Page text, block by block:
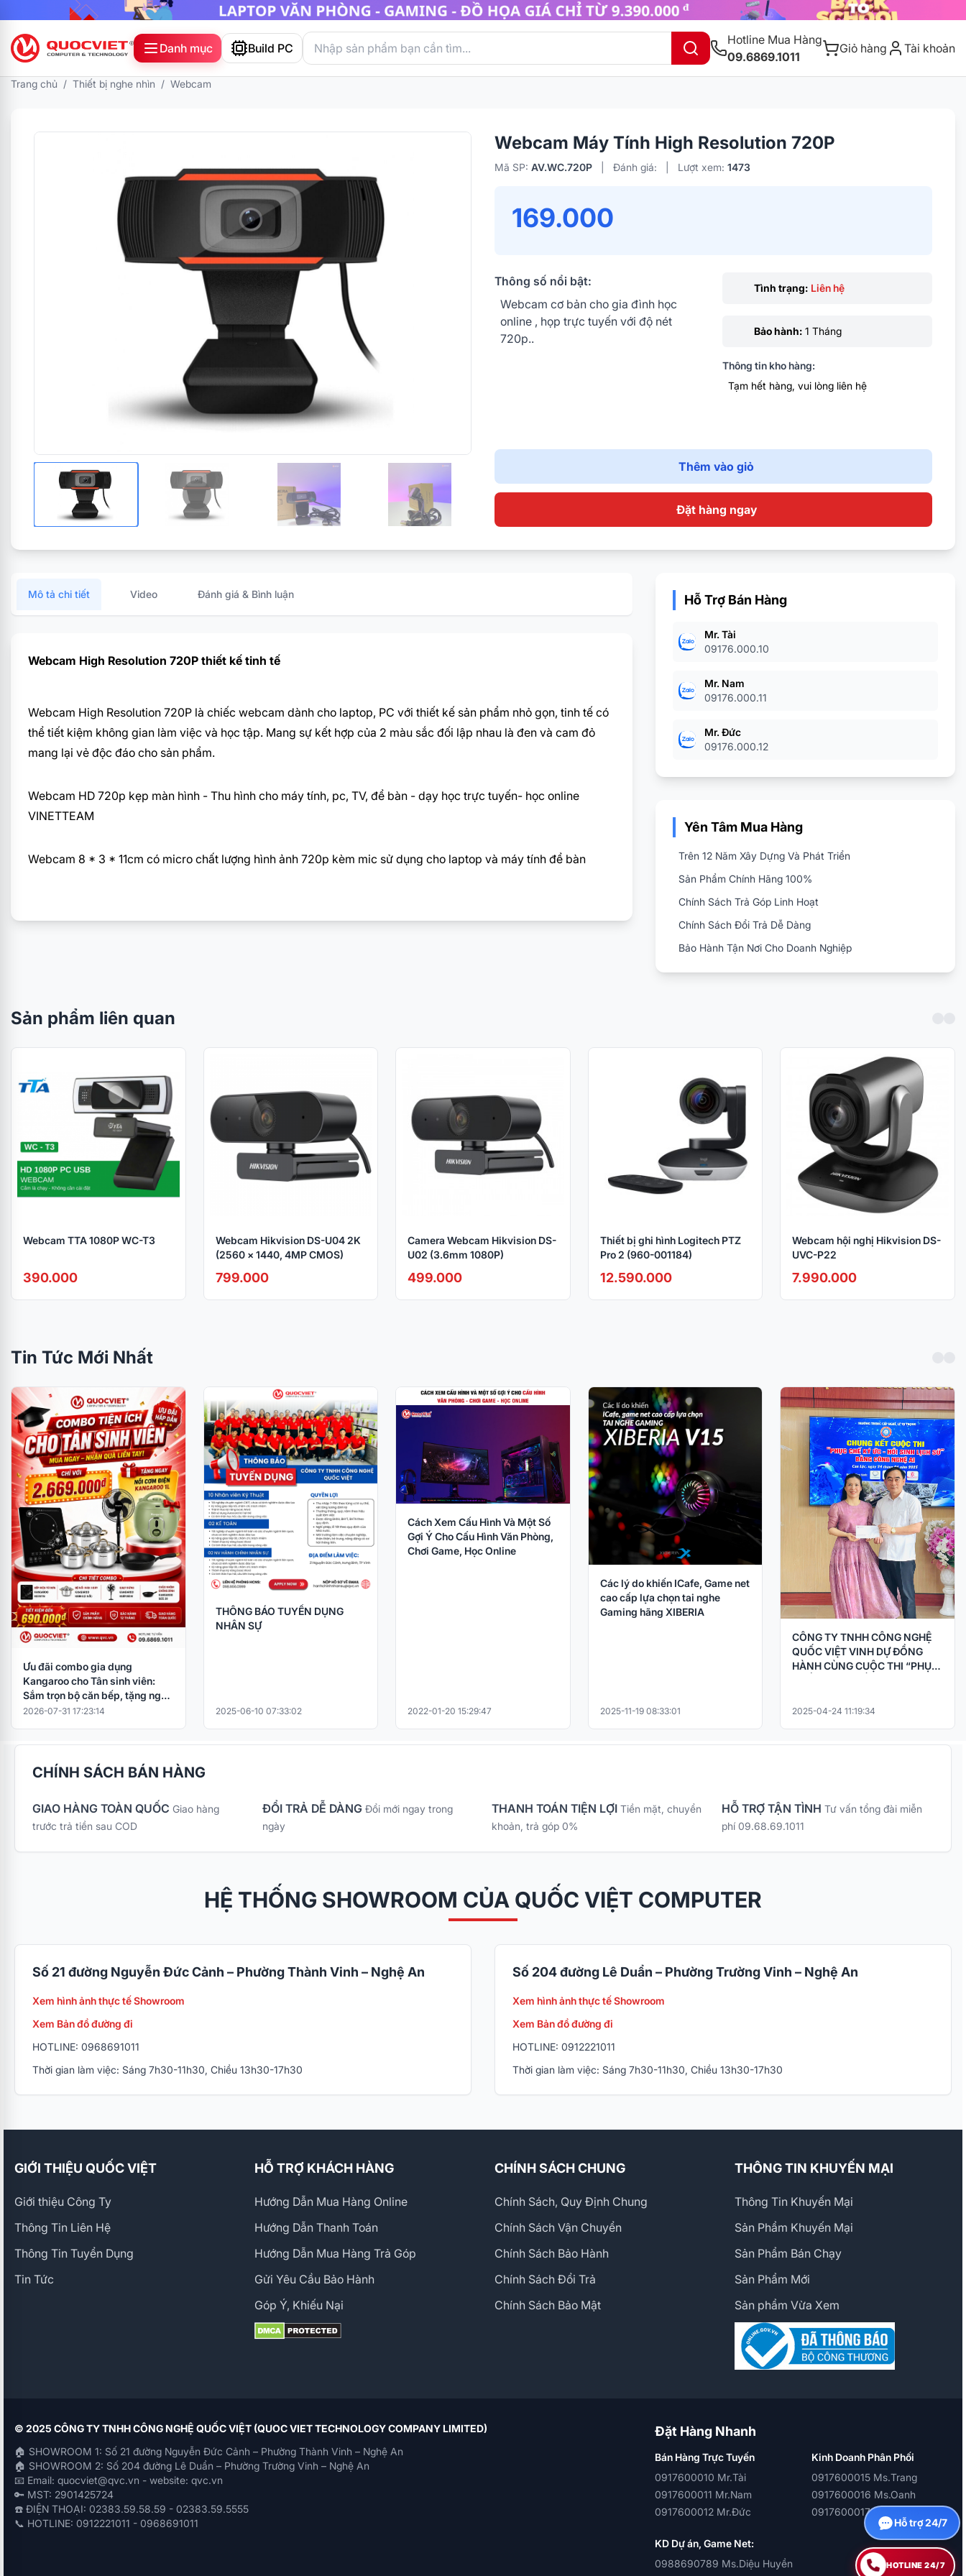
Danh mục Build PC
Hotline Mua Hàng
09.6869.1011
Giỏ hàng Tài khoản
HOTLINE 24/7
Trang chủ / Thiết bị nghe nhìn / Webcam
Webcam Máy Tính High Resolution 720P
Mã SP: AV.WC.720P Đánh giá: Lượt xem: 1473
169.000
Thông số nổi bật:
Webcam cơ bản cho gia đình học
online , họp trực tuyến với độ nét
720p..
Tình trạng: Liên hệ
Bảo hành:1 Tháng
Thông tin kho hàng:
Tạm hết hàng, vui lòng liên hệ
Thêm vào giỏ
Đặt hàng ngay
Mô tả chi tiết Video Đánh giá & Bình luận
Webcam High Resolution 720P thiết kế tinh tế
Webcam High Resolution 720P là chiếc webcam dành cho laptop, PC với thiết kế sản phẩm nhỏ gọn, tinh tế có
thể tiết kiệm không gian làm việc và học tập. Mang sự kết hợp của 2 màu sắc đối lập nhau là đen và cam đỏ
mang lại vẻ độc đáo cho sản phẩm.
Webcam HD 720p kẹp màn hình - Thu hình cho máy tính, pc, TV, để bàn - dạy học trực tuyến- học online
VINETTEAM
Webcam 8 * 3 * 11cm có micro chất lượng hình ảnh 720p kèm mic sử dụng cho laptop và máy tính để bàn
Hỗ Trợ Bán Hàng
Mr. Tài
09176.000.10
Mr. Nam
09176.000.11
Mr. Đức
09176.000.12
Yên Tâm Mua Hàng
Trên 12 Năm Xây Dựng Và Phát Triển
Sản Phẩm Chính Hãng 100%
Chính Sách Trả Góp Linh Hoạt
Chính Sách Đổi Trả Dễ Dàng
Bảo Hành Tận Nơi Cho Doanh Nghiệp
Sản phẩm liên quan
Webcam TTA 1080P WC-T3
390.000
Webcam Hikvision DS-U04 2K
(2560 × 1440, 4MP CMOS)
799.000
Camera Webcam Hikvision DS-
U02 (3.6mm 1080P)
499.000
Thiết bị ghi hình Logitech PTZ
Pro 2 (960-001184)
12.590.000
Webcam hội nghị Hikvision DS-
UVC-P22
7.990.000
Tin Tức Mới Nhất
Ưu đãi combo gia dụng
Kangaroo cho Tân sinh viên:
Sắm trọn bộ căn bếp, tặng ngay
nồi cơm điện
2026-07-31 17:23:14
THÔNG BÁO TUYỂN DỤNG
NHÂN SỰ
2025-06-10 07:33:02
Cách Xem Cấu Hình Và Một Số
Gợi Ý Cho Cấu Hình Văn Phòng,
Chơi Game, Học Online
2022-01-20 15:29:47
Các lý do khiến ICafe, Game net
cao cấp lựa chọn tai nghe
Gaming hãng XIBERIA
2025-11-19 08:33:01
CÔNG TY TNHH CÔNG NGHỆ
QUỐC VIỆT VINH DỰ ĐỒNG
HÀNH CÙNG CUỘC THI “PHỤC
2025-04-24 11:19:34
CHÍNH SÁCH BÁN HÀNG
GIAO HÀNG TOÀN QUỐC Giao hàng
trước trả tiền sau COD
ĐỔI TRẢ DỄ DÀNG Đổi mới ngay trong
ngày
THANH TOÁN TIỆN LỢI Tiền mặt, chuyển
khoản, trả góp 0%
HỖ TRỢ TẬN TÌNH Tư vấn tổng đài miễn
phí 09.68.69.1011
HỆ THỐNG SHOWROOM CỦA QUỐC VIỆT COMPUTER
Số 21 đường Nguyễn Đức Cảnh – Phường Thành Vinh – Nghệ An
Xem hình ảnh thực tế Showroom
Xem Bản đồ đường đi
HOTLINE: 0968691011
Thời gian làm việc: Sáng 7h30-11h30, Chiều 13h30-17h30
Số 204 đường Lê Duẩn – Phường Trường Vinh – Nghệ An
Xem hình ảnh thực tế Showroom
Xem Bản đồ đường đi
HOTLINE: 0912221011
Thời gian làm việc: Sáng 7h30-11h30, Chiều 13h30-17h30
GIỚI THIỆU QUỐC VIỆT
Giới thiệu Công Ty
Thông Tin Liên Hệ
Thông Tin Tuyển Dụng
Tin Tức
HỖ TRỢ KHÁCH HÀNG
Hướng Dẫn Mua Hàng Online
Hướng Dẫn Thanh Toán
Hướng Dẫn Mua Hàng Trả Góp
Gửi Yêu Cầu Bảo Hành
Góp Ý, Khiếu Nại
CHÍNH SÁCH CHUNG
Chính Sách, Quy Định Chung
Chính Sách Vận Chuyển
Chính Sách Bảo Hành
Chính Sách Đổi Trả
Chính Sách Bảo Mật
THÔNG TIN KHUYẾN MẠI
Thông Tin Khuyến Mại
Sản Phẩm Khuyến Mại
Sản Phẩm Bán Chạy
Sản Phẩm Mới
Sản phẩm Vừa Xem
© 2025 CÔNG TY TNHH CÔNG NGHỆ QUỐC VIỆT (QUOC VIET TECHNOLOGY COMPANY LIMITED)
🏠 SHOWROOM 1: Số 21 đường Nguyễn Đức Cảnh – Phường Thành Vinh – Nghệ An
🏠 SHOWROOM 2: Số 204 đường Lê Duẩn – Phường Trường Vinh – Nghệ An
📧 Email: quocviet@qvc.vn - website: qvc.vn
🔑 MST: 2901425724
☎️ ĐIỆN THOẠI: 02383.59.58.59 - 02383.59.5555
📞 HOTLINE: 0912221011 - 0968691011
Đặt Hàng Nhanh
Bán Hàng Trực Tuyến
0917600010 Mr.Tài
0917600011 Mr.Nam
0917600012 Mr.Đức
Kinh Doanh Phân Phối
0917600015 Ms.Trang
0917600016 Ms.Oanh
0917600017 Ms.Quỳnh
KD Dự án, Game Net:
0988690789 Ms.Diệu Huyền
Hỗ trợ 24/7